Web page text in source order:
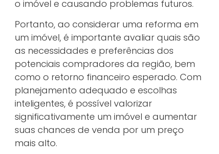
o imóvel e causando problemas futuros.
Portanto, ao considerar uma reforma em
um imóvel, é importante avaliar quais são
as necessidades e preferências dos
potenciais compradores da região, bem
como o retorno financeiro esperado. Com
planejamento adequado e escolhas
inteligentes, é possível valorizar
significativamente um imóvel e aumentar
suas chances de venda por um preço
mais alto.